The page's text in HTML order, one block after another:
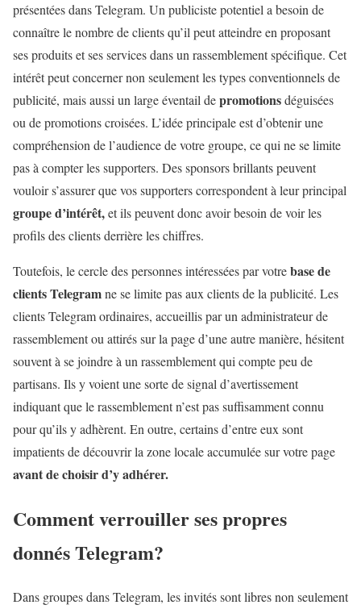
présentées dans Telegram. Un publiciste potentiel a besoin de
connaître le nombre de clients qu’il peut atteindre en proposant
ses produits et ses services dans un rassemblement spécifique. Cet
intérêt peut concerner non seulement les types conventionnels de
publicité, mais aussi un large éventail depromotionsdéguisées
ou de promotions croisées. L’idée principale est d’obtenir une
compréhension de l’audience de votre groupe, ce qui ne se limite
pas à compter les supporters. Des sponsors brillants peuvent
vouloir s’assurer que vos supporters correspondent à leur principal
groupe d’intérêt,et ils peuvent donc avoir besoin de voir les
profils des clients derrière les chiffres.
Toutefois, le cercle des personnes intéressées par votrebase de
clients Telegramne se limite pas aux clients de la publicité. Les
clients Telegram ordinaires, accueillis par un administrateur de
rassemblement ou attirés sur la page d’une autre manière, hésitent
souvent à se joindre à un rassemblement qui compte peu de
partisans. Ils y voient une sorte de signal d’avertissement
indiquant que le rassemblement n’est pas suffisamment connu
pour qu’ils y adhèrent. En outre, certains d’entre eux sont
impatients de découvrir la zone locale accumulée sur votre page
avant de choisir d’y adhérer.
Comment verrouiller ses propres
donnés Telegram?
Dans groupes dans Telegram, les invités sont libres non seulement